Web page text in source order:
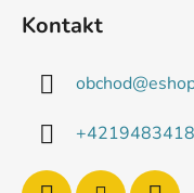
Kontakt
obchod@